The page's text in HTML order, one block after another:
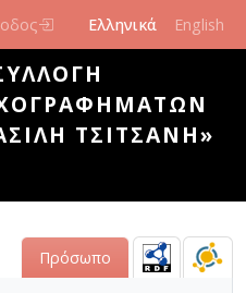
Ελληνικά English
ΤΣΙΤΣΆΝΗ»
Πρόσωπο